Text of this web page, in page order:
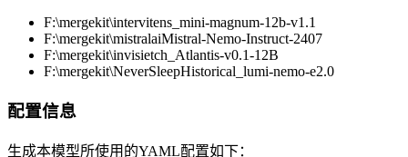
F:\mergekit\intervitens_mini-magnum-12b-v1.1
F:\mergekit\mistralaiMistral-Nemo-Instruct-2407
F:\mergekit\invisietch_Atlantis-v0.1-12B
F:\mergekit\NeverSleepHistorical_lumi-nemo-e2.0
配置信息
生成本模型所使用的YAML配置如下：